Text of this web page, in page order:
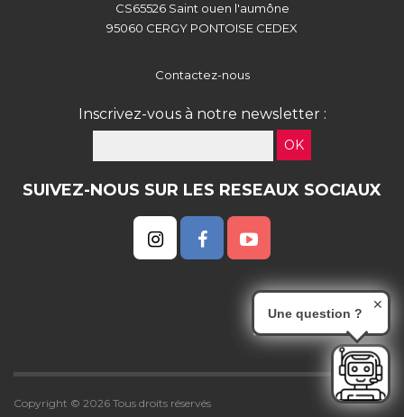
CS65526 Saint ouen l'aumône
95060 CERGY PONTOISE CEDEX
Contactez-nous
Inscrivez-vous à notre newsletter :
OK
SUIVEZ-NOUS SUR LES RESEAUX SOCIAUX
Copyright © 2026 Tous droits réservés
Une question ?
✕